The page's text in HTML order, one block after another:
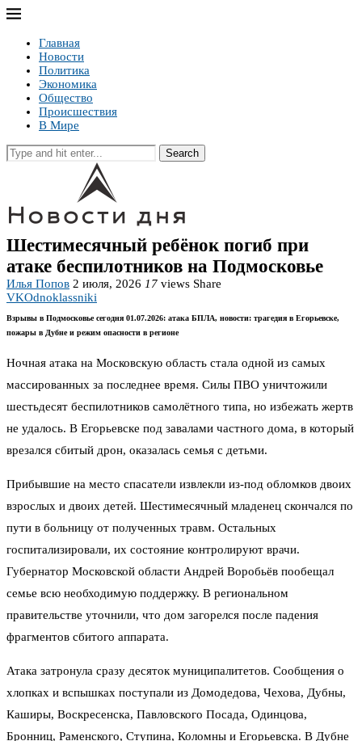
Главная
Новости
Политика
Экономика
Общество
Происшествия
В Мире
Search
Шестимесячный ребёнок погиб при
атаке беспилотников на Подмосковье
Илья Попов 2 июля, 2026 17 views Share
VKOdnoklassniki
Взрывы в Подмосковье сегодня 01.07.2026: атака БПЛА, новости: трагедия в Егорьевске,
пожары в Дубне и режим опасности в регионе
Ночная атака на Московскую область стала одной из самых
массированных за последнее время. Силы ПВО уничтожили
шестьдесят беспилотников самолётного типа, но избежать жертв
не удалось. В Егорьевске под завалами частного дома, в который
врезался сбитый дрон, оказалась семья с детьми.
Прибывшие на место спасатели извлекли из-под обломков двоих
взрослых и двоих детей. Шестимесячный младенец скончался по
пути в больницу от полученных травм. Остальных
госпитализировали, их состояние контролируют врачи.
Губернатор Московской области Андрей Воробьёв пообещал
семье всю необходимую поддержку. В региональном
правительстве уточнили, что дом загорелся после падения
фрагментов сбитого аппарата.
Атака затронула сразу десяток муниципалитетов. Сообщения о
хлопках и вспышках поступали из Домодедова, Чехова, Дубны,
Каширы, Воскресенска, Павловского Посада, Одинцова,
Бронниц, Раменского, Ступина, Коломны и Егорьевска. В Дубне